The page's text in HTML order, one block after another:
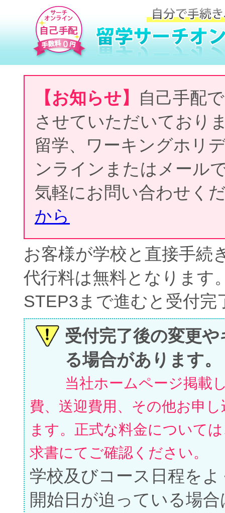
【お知らせ】
自己手配
させていただいており
留学、ワーキングホリ
ンラインまたはメール
気軽にお問い合わせく
から
お客様が学校と直接手続
代行料は無料となります
STEP3まで進むと受付完
受付完了後の変更
る場合があります。
当社ホームページ掲載
費、送迎費用、その他お申
ます。正式な料金について
求書にてご確認ください。
学校及びコース日程を
開始日が迫っている場